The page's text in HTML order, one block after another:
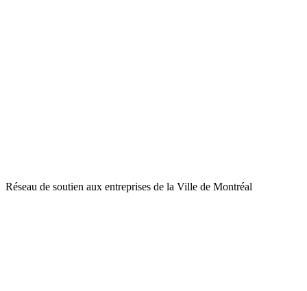
Réseau de soutien aux entreprises de la Ville de Montréal